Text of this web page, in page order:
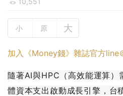
小 原 大
加入《Money錢》雜誌官方line
隨著AI與HPC（高效能運算）
體資本支出啟動成長引擎，台